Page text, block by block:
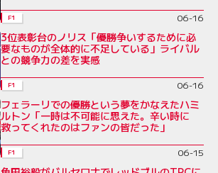
F1 06-16
3位表彰台のノリス「優勝争いするために必
要なものが全体的に不足している」ライバル
との競争力の差を実感
F1 06-16
フェラーリでの優勝という夢をかなえたハミ
ルトン「一時は不可能に思えた。辛い時に
救ってくれたのはファンの皆だった」
F1 06-15